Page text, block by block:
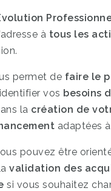
à tous les
permet de faire le
vos besoins
la création de
adaptées
pouvez être
validation des
si vous souhaitez